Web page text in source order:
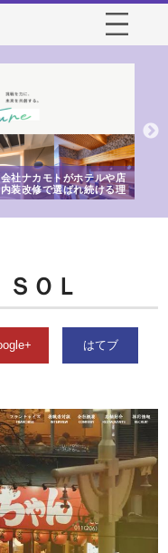
社ナカモトがホテルや店
装改修で選ばれ続ける理
ＯＬ
はてブ